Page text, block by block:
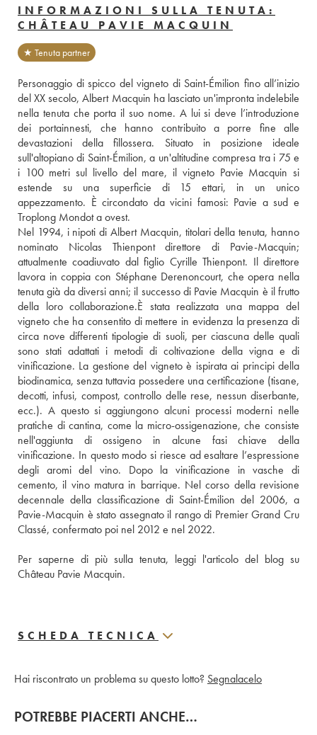
INFORMAZIONI SULLA TENUTA:
CHÂTEAU PAVIE MACQUIN
★ Tenuta partner
Personaggio di spicco del vigneto di Saint-Émilion fino all’inizio
del XX secolo, Albert Macquin ha lasciato un'impronta indelebile
nella tenuta che porta il suo nome. A lui si deve l’introduzione
dei portainnesti, che hanno contribuito a porre fine alle
devastazioni della fillossera. Situato in posizione ideale
sull'altopiano di Saint-Émilion, a un'altitudine compresa tra i 75 e
i 100 metri sul livello del mare, il vigneto Pavie Macquin si
estende su una superficie di 15 ettari, in un unico
appezzamento. È circondato da vicini famosi: Pavie a sud e
Troplong Mondot a ovest.
Nel 1994, i nipoti di Albert Macquin, titolari della tenuta, hanno
nominato Nicolas Thienpont direttore di Pavie-Macquin;
attualmente coadiuvato dal figlio Cyrille Thienpont. Il direttore
lavora in coppia con Stéphane Derenoncourt, che opera nella
tenuta già da diversi anni; il successo di Pavie Macquin è il frutto
della loro collaborazione.È stata realizzata una mappa del
vigneto che ha consentito di mettere in evidenza la presenza di
circa nove differenti tipologie di suoli, per ciascuna delle quali
sono stati adattati i metodi di coltivazione della vigna e di
vinificazione. La gestione del vigneto è ispirata ai principi della
biodinamica, senza tuttavia possedere una certificazione (tisane,
decotti, infusi, compost, controllo delle rese, nessun diserbante,
ecc.). A questo si aggiungono alcuni processi moderni nelle
pratiche di cantina, come la micro-ossigenazione, che consiste
nell'aggiunta di ossigeno in alcune fasi chiave della
vinificazione. In questo modo si riesce ad esaltare l’espressione
degli aromi del vino. Dopo la vinificazione in vasche di
cemento, il vino matura in barrique. Nel corso della revisione
decennale della classificazione di Saint-Émilion del 2006, a
Pavie-Macquin è stato assegnato il rango di Premier Grand Cru
Classé, confermato poi nel 2012 e nel 2022.
Per saperne di più sulla tenuta, leggi l'articolo del blog su
Château Pavie Macquin.
SCHEDA TECNICA
Hai riscontrato un problema su questo lotto? Segnalacelo
POTREBBE PIACERTI ANCHE…